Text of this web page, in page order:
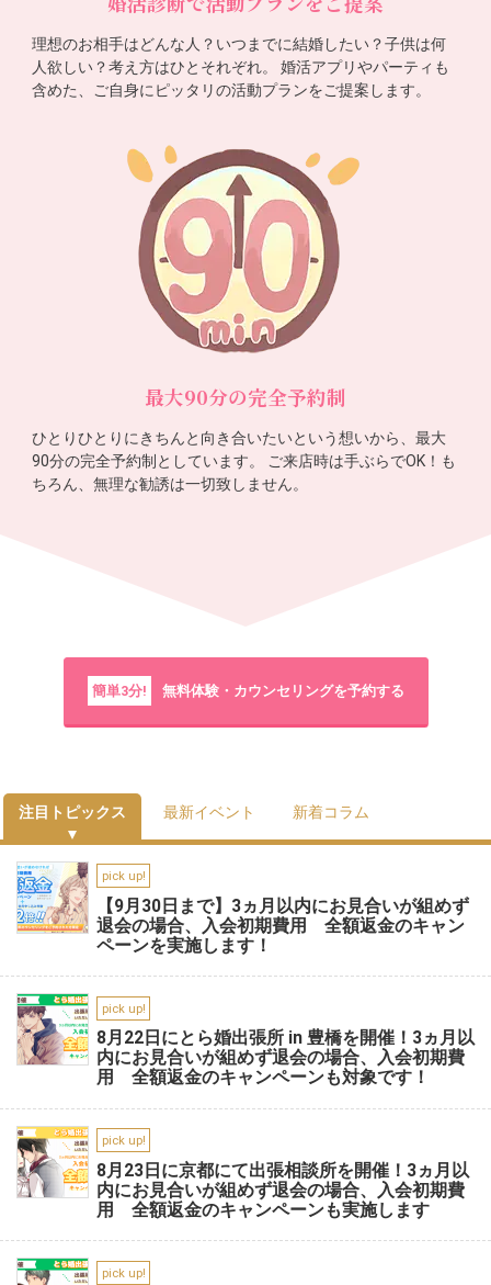
理想のお相手はどんな人？いつまでに結婚したい？子供は何
人欲しい？考え方はひとそれぞれ。 婚活アプリやパーティも
含めた、ご自身にピッタリの活動プランをご提案します。
最大90分の完全予約制
ひとりひとりにきちんと向き合いたいという想いから、最大
90分の完全予約制としています。 ご来店時は手ぶらでOK！も
ちろん、無理な勧誘は一切致しません。
簡単3分! 無料体験・カウンセリングを予約する
注目トピックス 最新イベント 新着コラム
pick up!
【9月30日まで】3ヵ月以内にお見合いが組めず
退会の場合、入会初期費用 全額返金のキャン
ペーンを実施します！
pick up!
8月22日にとら婚出張所 in 豊橋を開催！3ヵ月以
内にお見合いが組めず退会の場合、入会初期費
用 全額返金のキャンペーンも対象です！
pick up!
8月23日に京都にて出張相談所を開催！3ヵ月以
内にお見合いが組めず退会の場合、入会初期費
用 全額返金のキャンペーンも実施します
pick up!